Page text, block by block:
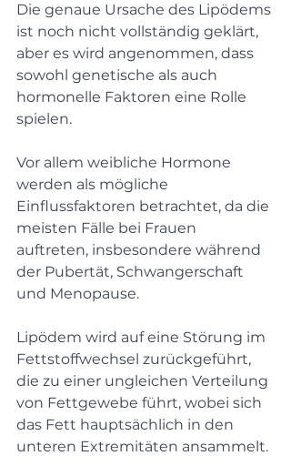
Die genaue Ursache des Lipödems
ist noch nicht vollständig geklärt,
aber es wird angenommen, dass
sowohl genetische als auch
hormonelle Faktoren eine Rolle
spielen.
Vor allem weibliche Hormone
werden als mögliche
Einflussfaktoren betrachtet, da die
meisten Fälle bei Frauen
auftreten, insbesondere während
der Pubertät, Schwangerschaft
und Menopause.
Lipödem wird auf eine Störung im
Fettstoffwechsel zurückgeführt,
die zu einer ungleichen Verteilung
von Fettgewebe führt, wobei sich
das Fett hauptsächlich in den
unteren Extremitäten ansammelt.